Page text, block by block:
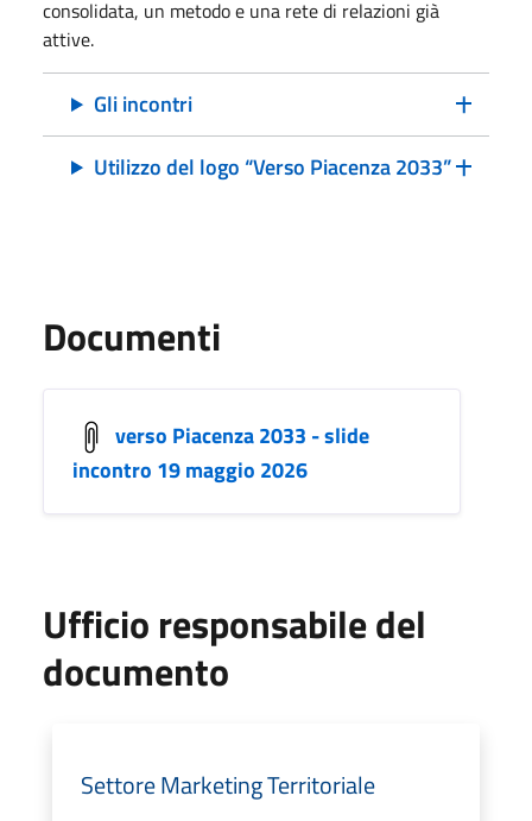
consolidata, un metodo e una rete di relazioni già
attive.
Gli incontri
Utilizzo del logo “Verso Piacenza 2033”
Documenti
verso Piacenza 2033 - slide
incontro 19 maggio 2026
Ufficio responsabile del
documento
Settore Marketing Territoriale